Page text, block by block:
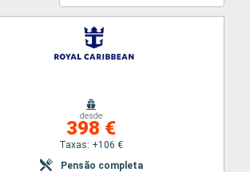
desde
398 €
Taxas: +106 €
Pensão completa